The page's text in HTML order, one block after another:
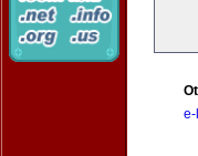
e-